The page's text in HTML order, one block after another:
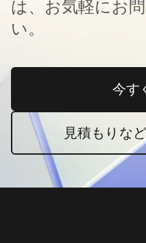
は、お気軽にお
い。
今す
見積もりな